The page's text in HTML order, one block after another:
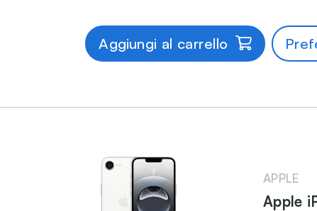
Aggiungi al carrello
APPLE
Apple